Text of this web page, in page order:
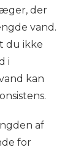
der
vand.
du ikke
i
kan
af
for